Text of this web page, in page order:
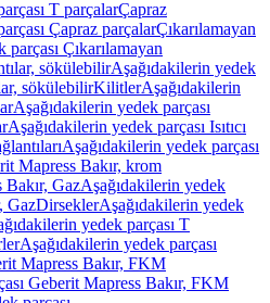
T parçalarÇapraz
Çapraz parçalarÇıkarılamayan
Çıkarılamayan
sökülebilirAşağıdakilerin yedek
sökülebilirKilitlerAşağıdakilerin
Aşağıdakilerin yedek parçası
Aşağıdakilerin yedek parçası Isıtıcı
Aşağıdakilerin yedek parçası
Mapress Bakır, krom
Bakır, GazAşağıdakilerin yedek
GazDirseklerAşağıdakilerin yedek
yedek parçası T
Aşağıdakilerin yedek parçası
Mapress Bakır, FKM
Geberit Mapress Bakır, FKM